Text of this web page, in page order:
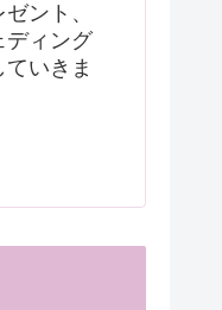
ント、
ディング
いきま